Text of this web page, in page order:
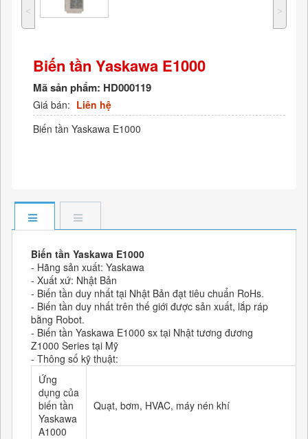
˂ ˃
Biến tần Yaskawa E1000
Mã sản phẩm: HD000119
Giá bán: Liên hệ
Biến tần Yaskawa E1000
Biến tần Yaskawa E1000
- Hãng sản xuất: Yaskawa
- Xuất xứ: Nhật Bản
- Biến tần duy nhất tại Nhật Bản đạt tiêu chuẩn RoHs.
- Biến tần duy nhất trên thế giới được sản xuất, lắp ráp
bằng Robot.
- Biến tần Yaskawa E1000 sx tại Nhật tương đương
Z1000 Series tại Mỹ
- Thông số kỹ thuật:
Ứng
dụng của
biến tần
Yaskawa
A1000
Quạt, bơm, HVAC, máy nén khí